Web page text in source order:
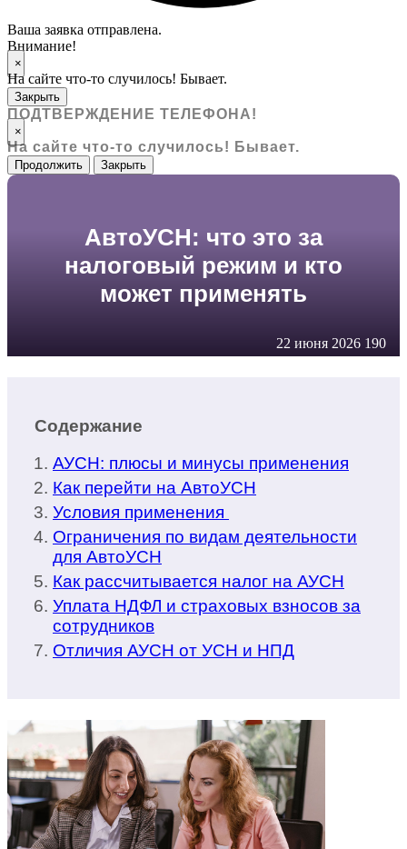
Ваша заявка отправлена.
Внимание!
×
На сайте что-то случилось! Бывает.
Закрыть
ПОДТВЕРЖДЕНИЕ ТЕЛЕФОНА!
×
На сайте что-то случилось! Бывает.
Продолжить Закрыть
АвтоУСН: что это за
налоговый режим и кто
может применять
22 июня 2026 190
Содержание
АУСН: плюсы и минусы применения
Как перейти на АвтоУСН
Условия применения
Ограничения по видам деятельности
для АвтоУСН
Как рассчитывается налог на АУСН
Уплата НДФЛ и страховых взносов за
сотрудников
Отличия АУСН от УСН и НПД